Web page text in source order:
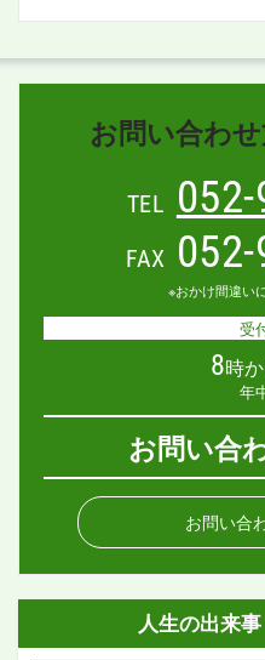
お問い合わ
TEL
FAX
※おかけ間違い
受
8時
年
お問い合
お問い合
人生の出来